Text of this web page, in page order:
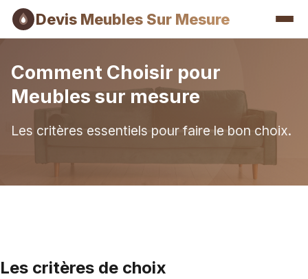
Devis Meubles Sur Mesure
Comment Choisir pour
Meubles sur mesure
Les critères essentiels pour faire le bon choix.
Les critères de choix